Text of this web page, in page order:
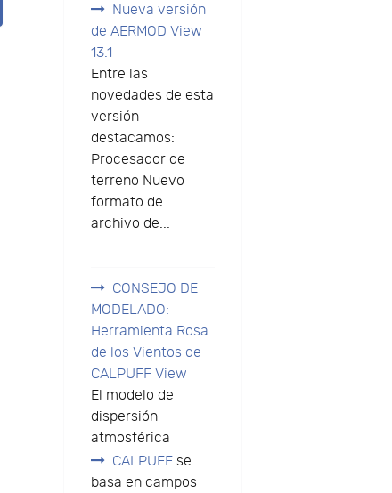
Nueva versión
de AERMOD View
13.1
Entre las
novedades de esta
versión
destacamos:
Procesador de
terreno Nuevo
formato de
archivo de...
CONSEJO DE
MODELADO:
Herramienta Rosa
de los Vientos de
CALPUFF View
El modelo de
dispersión
atmosférica
CALPUFFse
basa en campos